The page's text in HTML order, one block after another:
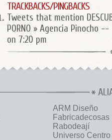
TRACKBACKS/PINGBACKS
Tweets that mention
PORNO » Agencia Pinocho
on 7:20 pm
ARM Diseño
Fabricadecosas
Rabodeají
Universo Centro